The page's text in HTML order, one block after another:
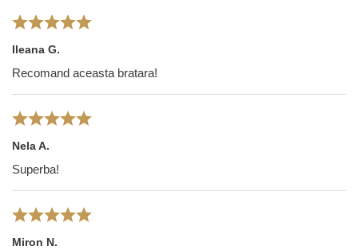
Ileana G.
Recomand aceasta bratara!
Nela A.
Superba!
Miron N.